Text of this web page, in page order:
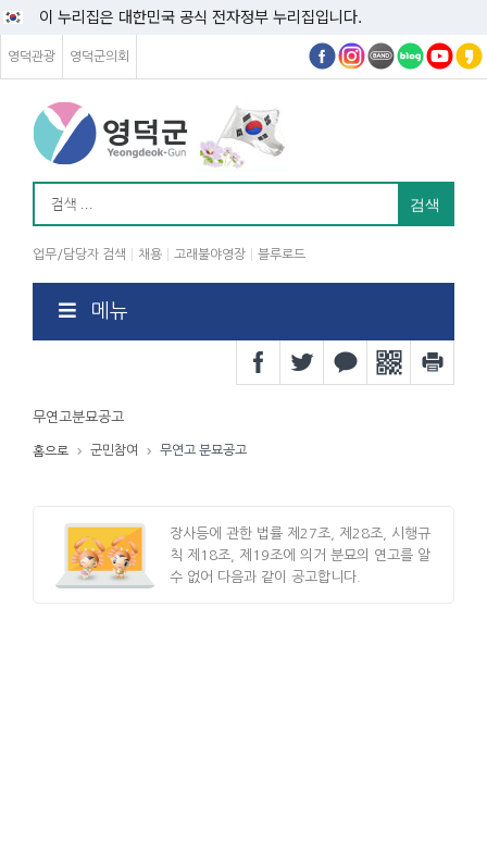
이 누리집은 대한민국 공식 전자정부 누리집입니다.
영덕관광 영덕군의회
업무/담당자 검색 채용 고래불야영장 블루로드
메뉴
무연고분묘공고
홈으로 군민참여 무연고 분묘공고
장사등에 관한 법률 제27조, 제28조, 시행규
칙 제18조, 제19조에 의거 분묘의 연고를 알
수 없어 다음과 같이 공고합니다.